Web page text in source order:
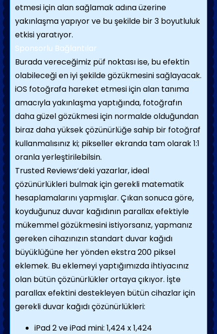
etmesi için alan sağlamak adına üzerine
yakınlaşma yapıyor ve bu şekilde bir 3 boyutluluk
etkisi yaratıyor.
Sponsorlu Bağlantılar
Burada vereceğimiz püf noktası ise, bu efektin
olabileceği en iyi şekilde gözükmesini sağlayacak.
iOS fotoğrafa hareket etmesi için alan tanıma
amacıyla yakınlaşma yaptığında, fotoğrafın
daha güzel gözükmesi için normalde olduğundan
biraz daha yüksek çözünürlüğe sahip bir fotoğraf
kullanmalısınız ki; pikseller ekranda tam olarak 1:1
oranla yerleştirilebilsin.
Trusted Reviews‘deki yazarlar, ideal
çözünürlükleri bulmak için gerekli matematik
hesaplamalarını yapmışlar. Çıkan sonuca göre,
koyduğunuz duvar kağıdının parallax efektiyle
mükemmel gözükmesini istiyorsanız, yapmanız
gereken cihazınızın standart duvar kağıdı
büyüklüğüne her yönden ekstra 200 piksel
eklemek. Bu eklemeyi yaptığımızda ihtiyacınız
olan bütün çözünürlükler ortaya çıkıyor. İşte
parallax efektini destekleyen bütün cihazlar için
gerekli duvar kağıdı çözünürlükleri:
iPad 2 ve iPad mini: 1,424 x 1,424